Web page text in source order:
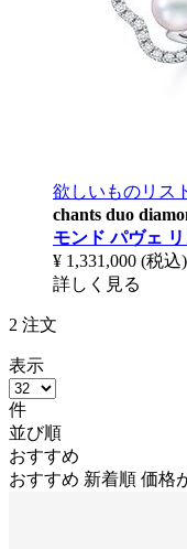
欲しいものリス
chants duo
モンド パヴェ
¥ 1,331,000 (税込)
詳しく見る
2 注文
表示
件
並び順
おすすめ
おすすめ 新着順 価格